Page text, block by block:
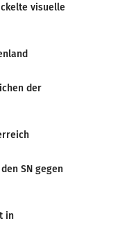
visuelle
der
SN gegen
in